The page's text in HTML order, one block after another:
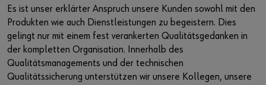
Interaktive Besuchsplattform
Start-Ups
Download
Es ist unser erklärter Anspruch unsere Kunden sowohl mit den
Produkten wie auch Dienstleistungen zu begeistern. Dies
gelingt nur mit einem fest verankerten Qualitätsgedanken in
der kompletten Organisation. Innerhalb des
Qualitätsmanagements und der technischen
Qualitätssicherung unterstützen wir unsere Kollegen, unsere